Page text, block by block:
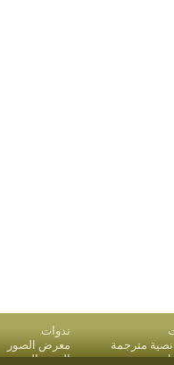
ندوات
مترجمة معرض الصور
البحث المتقدم